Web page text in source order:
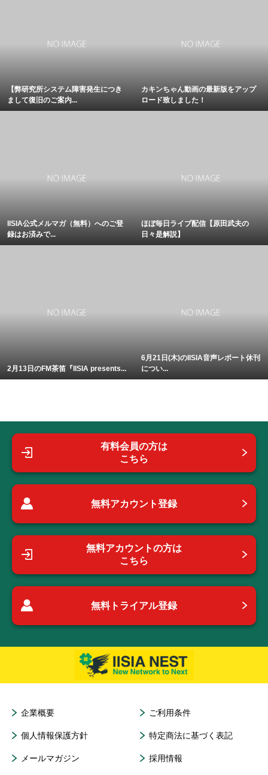
【弊研究所システム障害発生につき
まして復旧のご案内...
カキンちゃん動画の最新版をアップ
ロード致しました！
IISIA公式メルマガ（無料）へのご登
録はお済みで...
ほぼ毎日ライブ配信【原田武夫の
日々是解説】
2月13日のFM茶笛『IISIA presents...
6月21日(木)のIISIA音声レポート休刊
につい...
有料会員の方は
こちら
無料アカウント登録
無料アカウントの方は
こちら
無料トライアル登録
企業概要 ご利用条件
個人情報保護方針 特定商法に基づく表記
メールマガジン 採用情報